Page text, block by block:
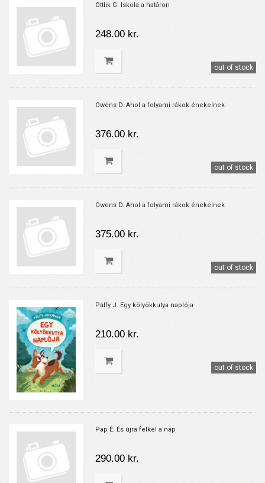
Ottlik G. Iskola a határon
248.00 kr.
out of stock
Owens D. Ahol a folyami rákok énekelnek
376.00 kr.
out of stock
Owens D. Ahol a folyami rákok énekelnek
375.00 kr.
out of stock
Pálfy J. Egy kölyökkutya naplója
210.00 kr.
out of stock
Pap É. És újra felkel a nap
290.00 kr.